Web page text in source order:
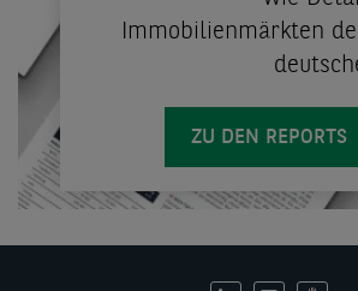
Immobilienmärkten
ZU DEN REPORTS